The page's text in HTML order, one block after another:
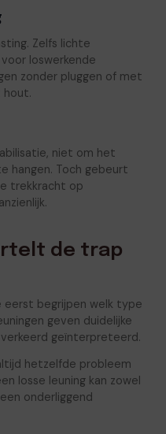
Zelfs lichte
loswerkende
zonder pluggen of met
hout.
niet om het
hangen. Toch gebeurt
trekkracht op
de trap
begrijpen welk type
geven duidelijke
verkeerd geïnterpreteerd.
hetzelfde probleem
losse leuning kan zowel
onderliggend